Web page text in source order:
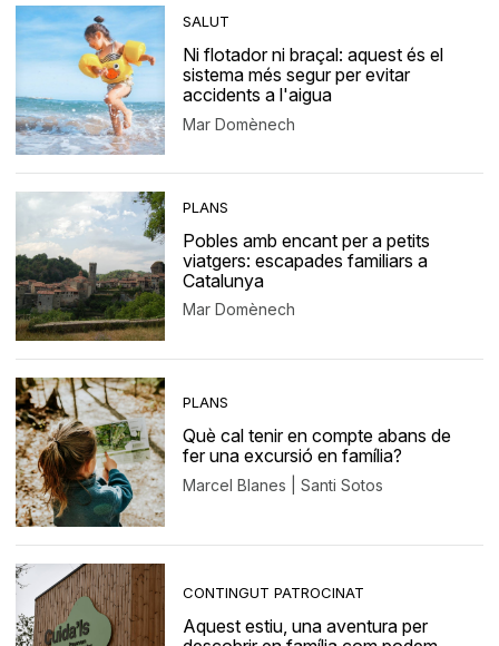
SALUT
Ni flotador ni braçal: aquest és el
sistema més segur per evitar
accidents a l'aigua
Mar Domènech
PLANS
Pobles amb encant per a petits
viatgers: escapades familiars a
Catalunya
Mar Domènech
PLANS
Què cal tenir en compte abans de
fer una excursió en família?
Marcel Blanes | Santi Sotos
CONTINGUT PATROCINAT
Aquest estiu, una aventura per